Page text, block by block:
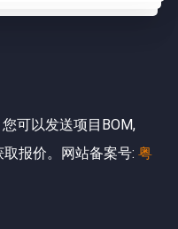
可以发送项目BOM,
报价。网站备案号: 粤